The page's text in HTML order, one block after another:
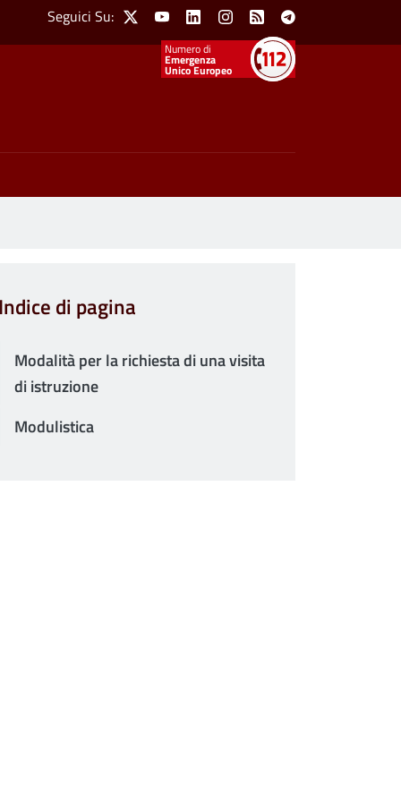
Social Menu
Seguici Su: X YoutubeLinkedinInstagram
Feed Telegram
Emergenza
Unico Europeo
Indice di pagina
Modalità per la richiesta di una visita
di istruzione
Modulistica